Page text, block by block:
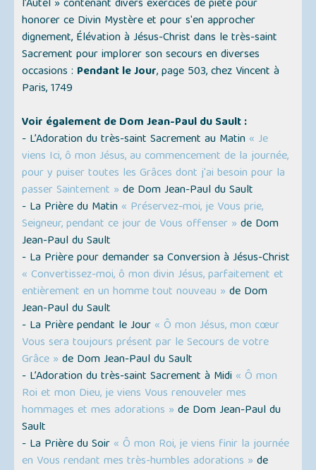
l’Autel »contenant divers exercices de piété pour
honorer ce Divin Mystère et pour s'en approcher
dignement, Élévation à Jésus-Christ dans le très-saint
Sacrement pour implorer son secours en diverses
occasions : Pendant le Jour, page 503, chez Vincent à
Paris, 1749
Voir également de Dom Jean-Paul du Sault :
- L’Adoration du très-saint Sacrement au Matin « Je
viens Ici, ô mon Jésus, au commencement de la journée,
pour y puiser toutes les Grâces dont j'ai besoin pour la
passer Saintement » de Dom Jean-Paul du Sault
- La Prière du Matin « Préservez-moi, je Vous prie,
Seigneur, pendant ce jour de Vous offenser » de Dom
Jean-Paul du Sault
- La Prière pour demander sa Conversion à Jésus-Christ
« Convertissez-moi, ô mon divin Jésus, parfaitement et
entièrement en un homme tout nouveau » de Dom
Jean-Paul du Sault
- La Prière pendant le Jour « Ô mon Jésus, mon cœur
Vous sera toujours présent par le Secours de votre
Grâce » de Dom Jean-Paul du Sault
- L’Adoration du très-saint Sacrement à Midi « Ô mon
Roi et mon Dieu, je viens Vous renouveler mes
hommages et mes adorations » de Dom Jean-Paul du
Sault
- La Prière du Soir « Ô mon Roi, je viens finir la journée
en Vous rendant mes très-humbles adorations » de